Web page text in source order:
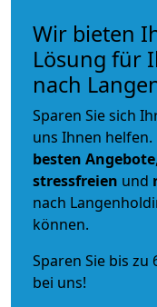
Wir bieten
Lösung für
nach
Sparen Sie sich
uns Ihnen helfen.
besten Angebote
stressfreien und
nach
können.
Sparen Sie bis
bei uns!